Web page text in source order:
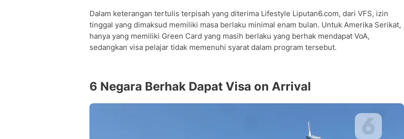
Dalam keterangan tertulis terpisah yang diterima Lifestyle Liputan6.com, dari VFS, izin
tinggal yang dimaksud memiliki masa berlaku minimal enam bulan. Untuk Amerika Serikat,
hanya yang memiliki Green Card yang masih berlaku yang berhak mendapat VoA,
sedangkan visa pelajar tidak memenuhi syarat dalam program tersebut.
6 Negara Berhak Dapat Visa on Arrival